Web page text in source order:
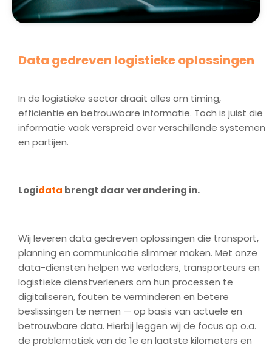
Data gedreven logistieke oplossingen
In de logistieke sector draait alles om timing,
efficiëntie en betrouwbare informatie. Toch is juist die
informatie vaak verspreid over verschillende systemen
en partijen.
Logidata brengt daar verandering in.
Wij leveren data gedreven oplossingen die transport,
planning en communicatie slimmer maken. Met onze
data-diensten helpen we verladers, transporteurs en
logistieke dienstverleners om hun processen te
digitaliseren, fouten te verminderen en betere
beslissingen te nemen — op basis van actuele en
betrouwbare data. Hierbij leggen wij de focus op o.a.
de problematiek van de 1e en laatste kilometers en